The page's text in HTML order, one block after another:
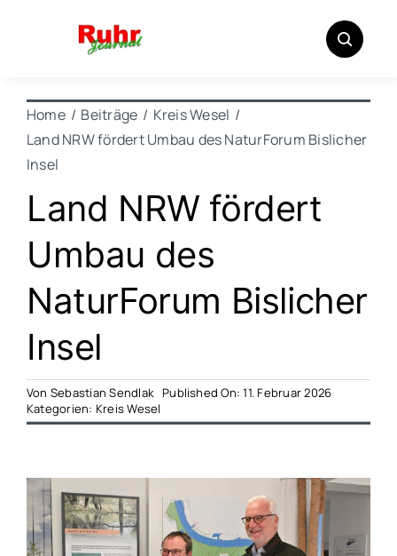
Home Beiträge
Kreis Wesel
Land NRW fördert Umbau des NaturForum Bislicher
Insel
Land NRW fördert
Umbau des
NaturForum Bislicher
Insel
Von Sebastian Sendlak Published On: 11. Februar 2026
Kategorien: Kreis Wesel